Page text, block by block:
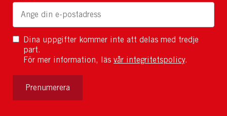
Dina uppgifter kommer inte att delas med tredje
part.
För mer information, läs vår integritetspolicy.
Prenumerera